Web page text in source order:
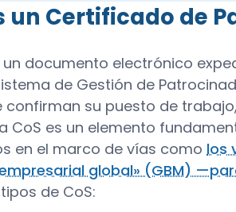
un Certificado de
un documento electrónico
de Gestión de
confirman su puesto de
CoS es un elemento
en el marco de vías comolos
global» (GBM)
de CoS: